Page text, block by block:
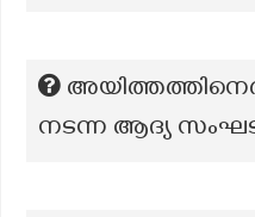
നടന്ന ആദ്യ